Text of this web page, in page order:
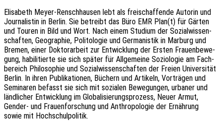
Elisa­beth Meyer-Renschhau­sen lebt als frei­schaf­fen­de Autorin und
Jour­na­lis­tin in Berlin. Sie betreibt das Büro EMR Plan(t) für Gärten
und Touren in Bild und Wort. Nach einem Studi­um der Sozi­al­wis­sen­
schaf­ten, Geogra­phie, Poli­to­lo­gie und Germa­nis­tik in Marburg und
Bremen, einer Doktor­ar­beit zur Entwick­lung der Ersten Frau­en­be­we­
gung, habi­li­tier­te sie sich später für Allge­mei­ne Sozio­lo­gie am Fach­
be­reich Philo­so­phie und Sozi­al­wis­sen­schaf­ten der Freien Univer­si­tät
Berlin. In ihren Publi­ka­tio­nen, Büchern und Arti­keln, Vorträ­gen und
Semi­na­ren befasst sie sich mit sozia­len Bewe­gun­gen, urba­ner und
länd­li­cher Entwick­lung im Globa­li­sie­rungs­pro­zess, Neuer Armut,
Gender- und Frau­en­for­schung und Anthro­po­lo­gie der Ernäh­rung
sowie mit Hochschulpolitik.